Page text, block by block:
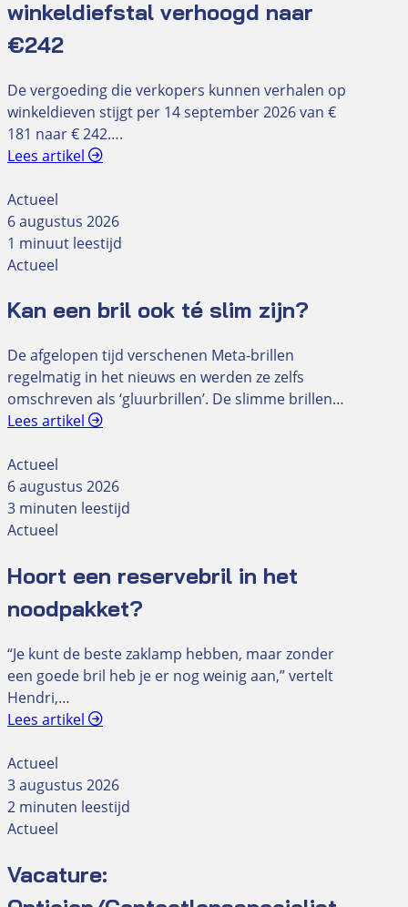
winkeldiefstal verhoogd naar
€242
De vergoeding die verkopers kunnen verhalen op
winkeldieven stijgt per 14 september 2026 van €
181 naar € 242….
Lees artikel
Actueel
6 augustus 2026
1 minuut leestijd
Actueel
Kan een bril ook té slim zijn?
De afgelopen tijd verschenen Meta-brillen
regelmatig in het nieuws en werden ze zelfs
omschreven als ‘gluurbrillen’. De slimme brillen…
Lees artikel
Actueel
6 augustus 2026
3 minuten leestijd
Actueel
Hoort een reservebril in het
noodpakket?
“Je kunt de beste zaklamp hebben, maar zonder
een goede bril heb je er nog weinig aan,” vertelt
Hendri,…
Lees artikel
Actueel
3 augustus 2026
2 minuten leestijd
Actueel
Vacature: